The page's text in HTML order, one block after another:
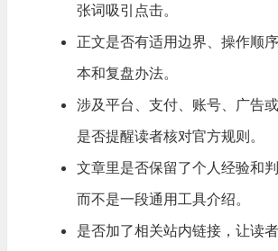
张词吸引点击。
正文是否有适用边界、操作顺
本和复盘办法。
涉及平台、支付、账号、广告
是否提醒读者核对官方规则。
文章里是否保留了个人经验和
而不是一段通用工具介绍。
是否加了相关站内链接，让读